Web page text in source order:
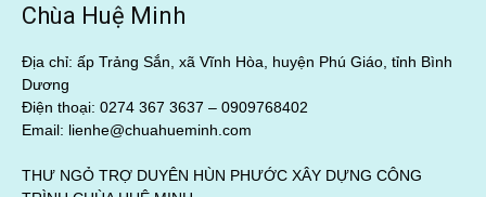
Chùa Huệ Minh
Địa chỉ: ấp Trảng Sắn, xã Vĩnh Hòa, huyện Phú Giáo, tỉnh Bình
Dương
Điện thoại: 0274 367 3637 – 0909768402
Email: lienhe@chuahueminh.com
THƯ NGỎ TRỢ DUYÊN HÙN PHƯỚC XÂY DỰNG CÔNG